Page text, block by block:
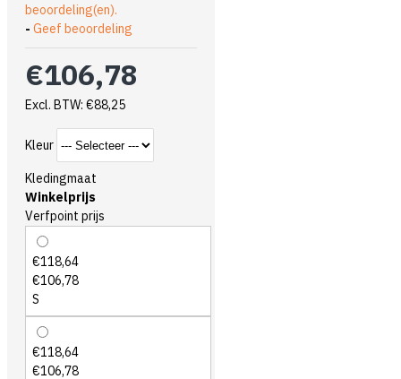
beoordeling(en).
- Geef beoordeling
€106,78
Excl. BTW: €88,25
Kleur
Kledingmaat
Winkelprijs
Verfpoint prijs
€118,64
€106,78
S
€118,64
€106,78